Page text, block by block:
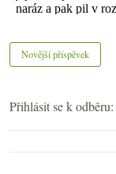
Novější příspěvek
Přihlásit se k odběru: